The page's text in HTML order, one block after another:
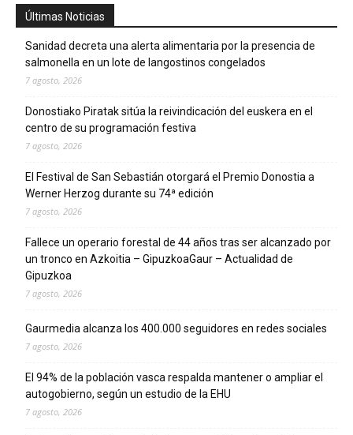
Últimas Noticias
Sanidad decreta una alerta alimentaria por la presencia de
salmonella en un lote de langostinos congelados
7 agosto, 2026
Donostiako Piratak sitúa la reivindicación del euskera en el
centro de su programación festiva
7 agosto, 2026
El Festival de San Sebastián otorgará el Premio Donostia a
Werner Herzog durante su 74ª edición
7 agosto, 2026
Fallece un operario forestal de 44 años tras ser alcanzado por
un tronco en Azkoitia – GipuzkoaGaur – Actualidad de
Gipuzkoa
7 agosto, 2026
Gaurmedia alcanza los 400.000 seguidores en redes sociales
7 agosto, 2026
El 94% de la población vasca respalda mantener o ampliar el
autogobierno, según un estudio de la EHU
7 agosto, 2026